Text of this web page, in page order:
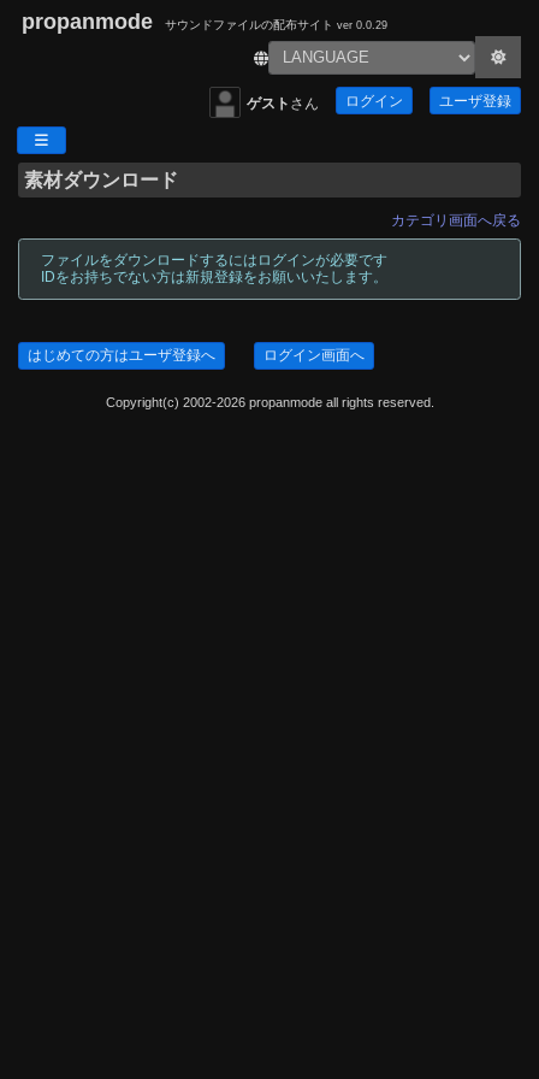
propanmode サウンドファイルの配布サイト ver 0.0.29
ゲスト さん ログイン ユーザ登録
素材ダウンロード
カテゴリ画面へ戻る
ファイルをダウンロードするにはログインが必要です
IDをお持ちでない方は新規登録をお願いいたします。
はじめての方はユーザ登録へ ログイン画面へ
Copyright(c) 2002-2026 propanmode all rights reserved.